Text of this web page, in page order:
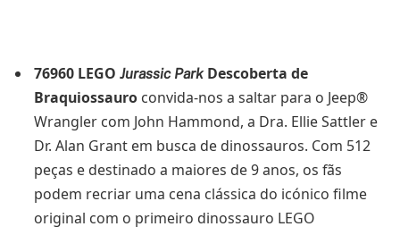
76960 LEGO Jurassic ParkDescoberta de
Braquiossauro convida-nos a saltar para o Jeep®
Wrangler com John Hammond, a Dra. Ellie Sattler e
Dr. Alan Grant em busca de dinossauros. Com 512
peças e destinado a maiores de 9 anos, os fãs
podem recriar uma cena clássica do icónico filme
original com o primeiro dinossauro LEGO